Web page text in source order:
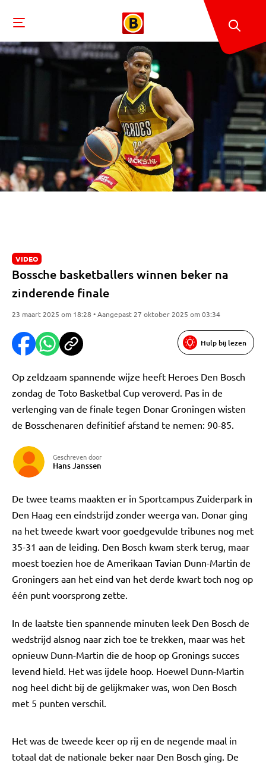
VIDEO
Bossche basketballers winnen beker na
zinderende finale
23 maart 2025 om 18:28 • Aangepast 27 oktober 2025 om 03:34
Hulp bij lezen
Op zeldzaam spannende wijze heeft Heroes Den Bosch
zondag de Toto Basketbal Cup veroverd. Pas in de
verlenging van de finale tegen Donar Groningen wisten
de Bosschenaren definitief afstand te nemen: 90-85.
Geschreven door
Hans Janssen
De twee teams maakten er in Sportcampus Zuiderpark in
Den Haag een eindstrijd zonder weerga van. Donar ging
na het tweede kwart voor goedgevulde tribunes nog met
35-31 aan de leiding. Den Bosch kwam sterk terug, maar
moest toezien hoe de Amerikaan Tavian Dunn-Martin de
Groningers aan het eind van het derde kwart toch nog op
één punt voorsprong zette.
In de laatste tien spannende minuten leek Den Bosch de
wedstrijd alsnog naar zich toe te trekken, maar was het
opnieuw Dunn-Martin die de hoop op Gronings succes
levend hield. Het was ijdele hoop. Hoewel Dunn-Martin
nog heel dicht bij de gelijkmaker was, won Den Bosch
met 5 punten verschil.
Het was de tweede keer op rij en de negende maal in
totaal dat de nationale beker naar Den Bosch ging. De